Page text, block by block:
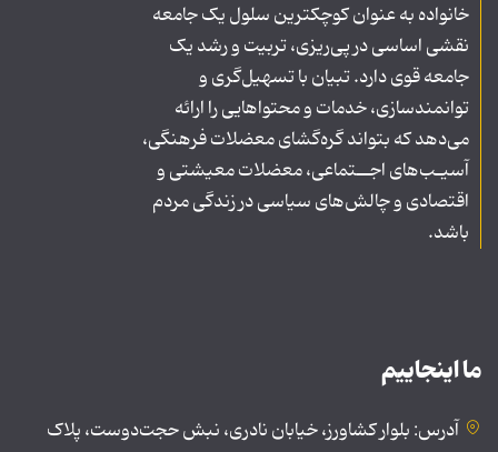
خانواده به عنوان کوچکترین سلول یک جامعه
نقشی اساسی در پی‌ریزی، تربیت و رشد یک
جامعه قوی دارد. تبیان با تسهیل‌گری و
توانمندسازی، خدمات و محتواهایی را ارائه
می‌دهد که بتواند گره‌گشای معضلات فرهنگی،
آسیـب‌های اجــتماعی، معضلات معیشتی و
اقتصادی و چالش‌های سیاسی در زندگی مردم
باشد.
ما اینجاییم
آدرس: بلوار کشاورز، خیابان نادری، نبش حجت‌دوست، پلاک